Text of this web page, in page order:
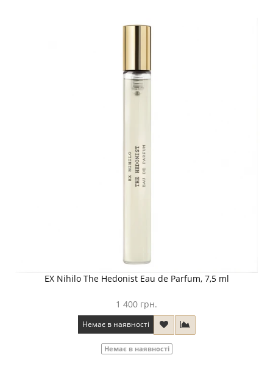
EX Nihilo The Hedonist Eau de Parfum, 7,5 ml
1 400 грн.
Немає в наявності
Немає в наявності